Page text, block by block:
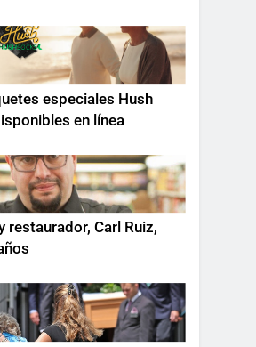
especiales Hush
en línea
restaurador, Carl Ruiz,